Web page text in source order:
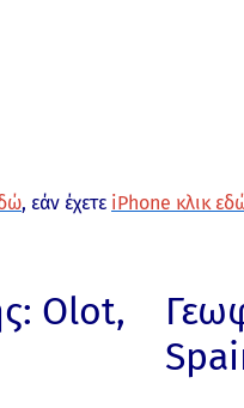
, εάν έχετε iPhone κλικ
Olot,